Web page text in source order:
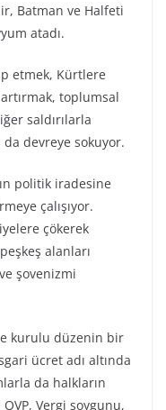
Batman ve Halfeti
atadı.
etmek, Kürtlere
toplumsal
saldırılarla
da devreye sokuyor.
politik iradesine
çalışıyor.
çökerek
alanları
şovenizmi
kurulu düzenin bir
ücret adı altında
da halkların
Vergi soygunu,